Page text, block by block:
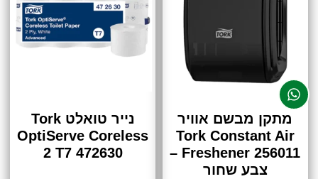
מתקן מבשם אוויר
Tork Constant Air
Freshener 256011 –
צבע שחור
נייר טואלט Tork
OptiServe Coreless
2 T7 472630